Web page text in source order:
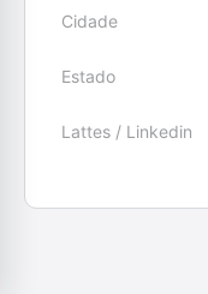
Cidade
Estado
Lattes / Linkedin